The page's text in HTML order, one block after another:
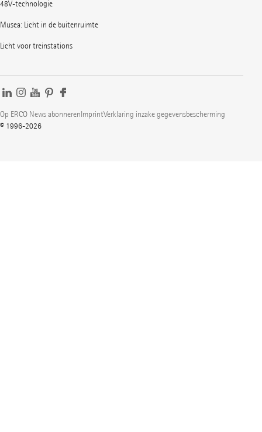
48V-technologie
Musea: Licht in de buitenruimte
Licht voor treinstations
Op ERCO News abonnerenImprintVerklaring inzake gegevensbescherming
© 1996-2026